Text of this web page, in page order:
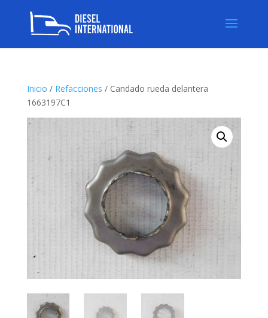
Inicio / Refacciones / Candado rueda delantera
1663197C1